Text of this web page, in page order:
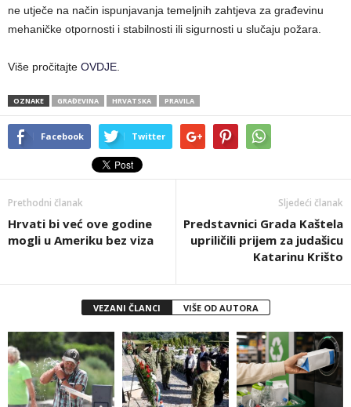
ne utječe na način ispunjavanja temeljnih zahtjeva za građevinu
mehaničke otpornosti i stabilnosti ili sigurnosti u slučaju požara.
Više pročitajte OVDJE.
OZNAKE GRAĐEVINA HRVATSKA PRAVILA
Facebook Twitter
Prethodni članak
Hrvati bi već ove godine
mogli u Ameriku bez viza
Sljedeći članak
Predstavnici Grada Kaštela
upriličili prijem za judašicu
Katarinu Krišto
VEZANI ČLANCI VIŠE OD AUTORA